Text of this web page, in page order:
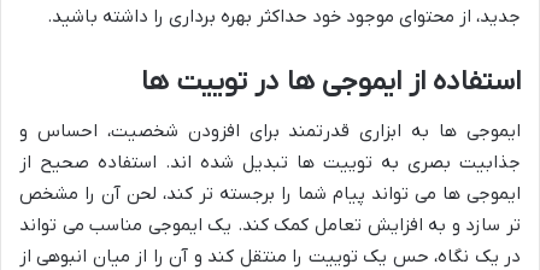
جدید، از محتوای موجود خود حداکثر بهره برداری را داشته باشید.
استفاده از ایموجی ها در توییت ها
ایموجی ها به ابزاری قدرتمند برای افزودن شخصیت، احساس و
جذابیت بصری به توییت ها تبدیل شده اند. استفاده صحیح از
ایموجی ها می تواند پیام شما را برجسته تر کند، لحن آن را مشخص
تر سازد و به افزایش تعامل کمک کند. یک ایموجی مناسب می تواند
در یک نگاه، حس یک توییت را منتقل کند و آن را از میان انبوهی از